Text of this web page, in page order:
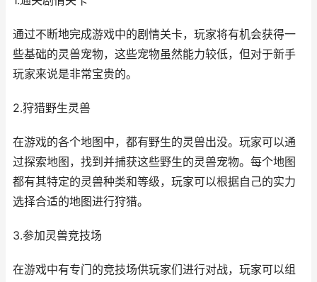
通过不断地完成游戏中的剧情关卡，玩家将有机会获得一
些基础的灵兽宠物，这些宠物虽然能力较低，但对于新手
玩家来说是非常宝贵的。
2.狩猎野生灵兽
在游戏的各个地图中，都有野生的灵兽出没。玩家可以通
过探索地图，找到并捕获这些野生的灵兽宠物。每个地图
都有其特定的灵兽种类和等级，玩家可以根据自己的实力
选择合适的地图进行狩猎。
3.参加灵兽竞技场
在游戏中有专门的竞技场供玩家们进行对战，玩家可以组